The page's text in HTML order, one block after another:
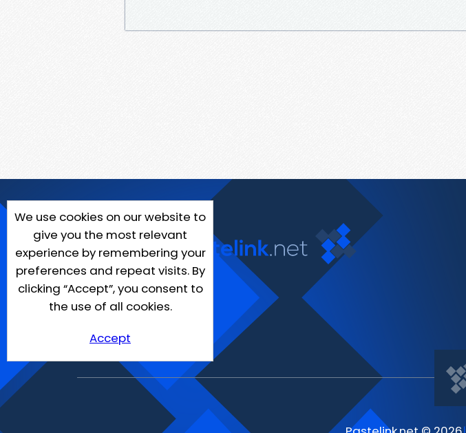
We use cookies on our website to
give you the most relevant
experience by remembering your
preferences and repeat visits. By
clicking “Accept”, you consent to
the use of all cookies.
Accept